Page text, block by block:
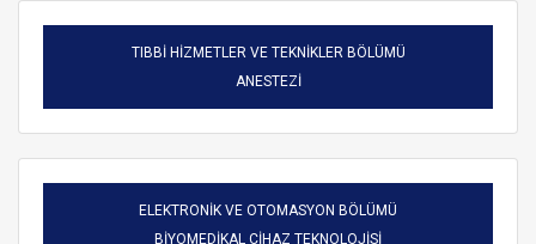
TIBBİ HİZMETLER VE TEKNİKLER BÖLÜMÜ
ANESTEZİ
ELEKTRONİK VE OTOMASYON BÖLÜMÜ
BİYOMEDİKAL CİHAZ TEKNOLOJİSİ